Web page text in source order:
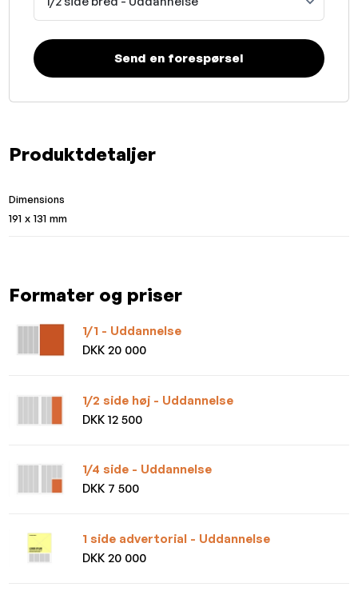
Produktdetaljer
Dimensions
191 x 131 mm
Formater og priser
1/1 - Uddannelse
DKK 20 000
1/2 side høj - Uddannelse
DKK 12 500
1/4 side - Uddannelse
DKK 7 500
1 side advertorial - Uddannelse
DKK 20 000
Send en forespørsel